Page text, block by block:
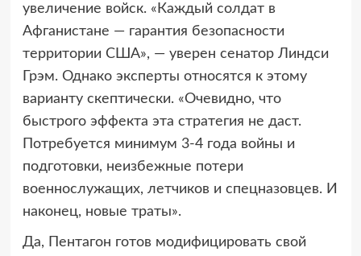
увеличение войск. «Каждый солдат в
Афганистане — гарантия безопасности
территории США», — уверен сенатор Линдси
Грэм. Однако эксперты относятся к этому
варианту скептически. «Очевидно, что
быстрого эффекта эта стратегия не даст.
Потребуется минимум 3-4 года войны и
подготовки, неизбежные потери
военнослужащих, летчиков и спецназовцев. И
наконец, новые траты».
Да, Пентагон готов модифицировать свой